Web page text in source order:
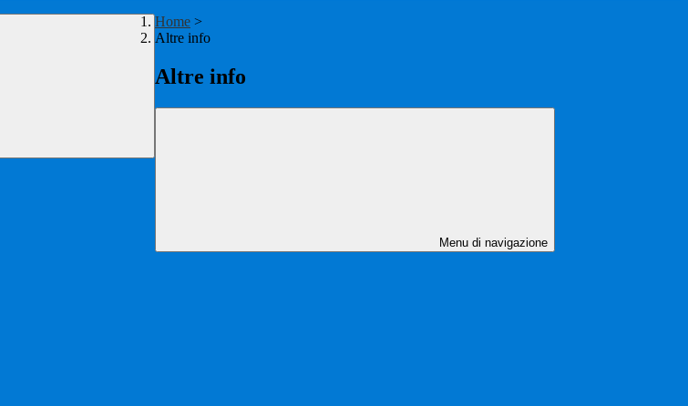
Home >
Altre info
Altre info
Menu di navigazione